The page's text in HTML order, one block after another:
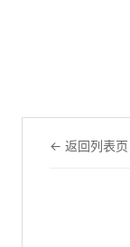
← 返回列表页